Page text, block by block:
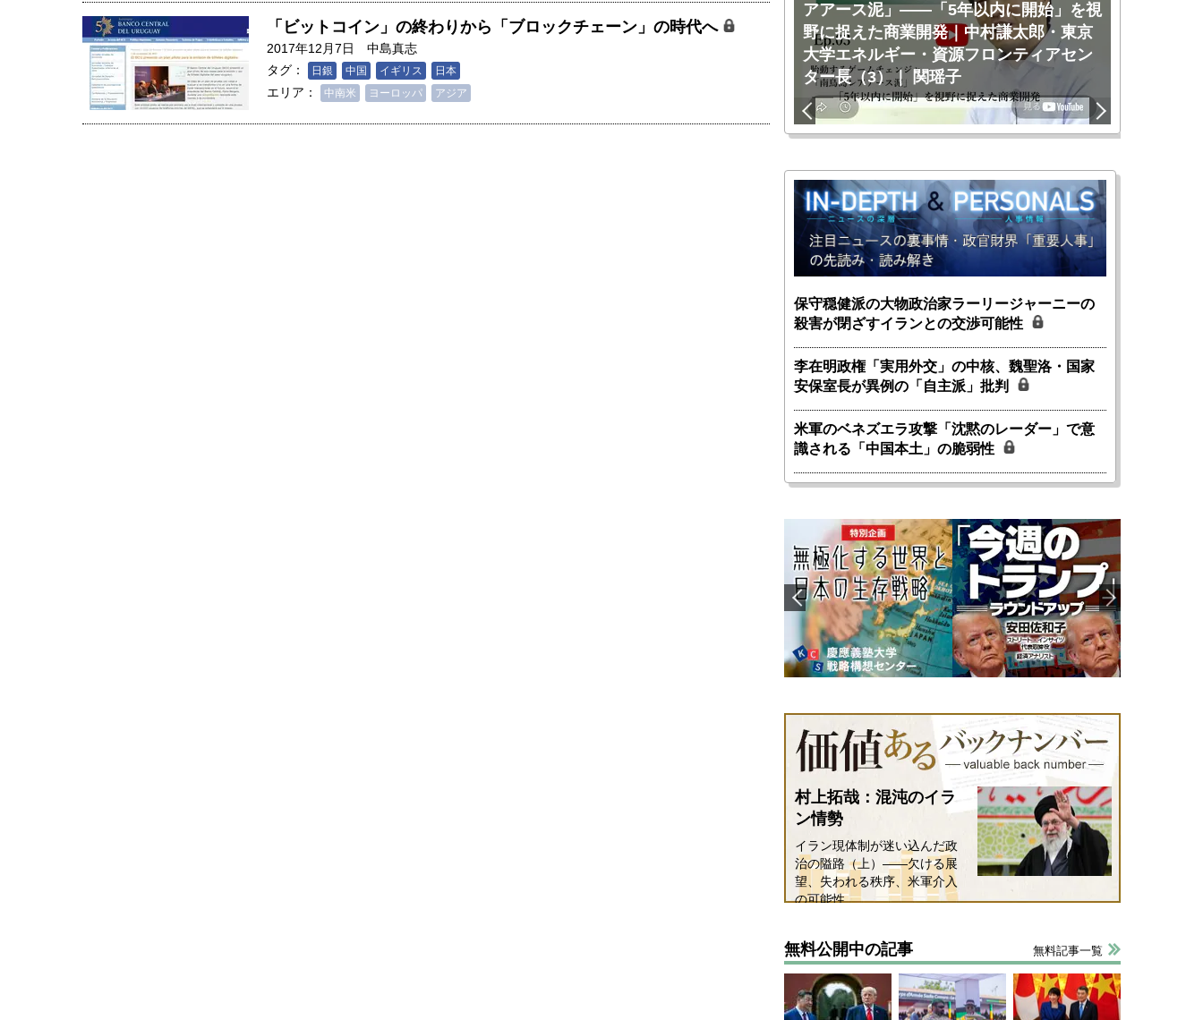
「ビットコイン」の終わりから「ブロックチェーン」の時代へ
2017年12月7日
中島真志
タグ：
日銀 中国 イギリス 日本
エリア： 中南米 ヨーロッパ アジア
合発電の現在地――実現・普及後の「世
界像」｜江尻晶・東京大学大学院新領域
創成科学研究科教授（4）｜ 関瑶子
サプライチェーン｜中村謙太郎・東京大
アアース泥」――「5年以内に開始」を視
野に捉えた商業開発｜中村謙太郎・東京
大学エネルギー・資源フロンティアセン
ター長（3）｜ 関瑶子
保守穏健派の大物政治家ラーリージャーニーの
殺害が閉ざすイランとの交渉可能性
李在明政権「実用外交」の中核、魏聖洛・国家
安保室長が異例の「自主派」批判
米軍のベネズエラ攻撃「沈黙のレーダー」で意
識される「中国本土」の脆弱性
村上拓哉：混沌のイラ
ン情勢
イラン現体制が迷い込んだ政
治の隘路（上）――欠ける展
望、失われる秩序、米軍介入
の可能性
無料公開中の記事 無料記事一覧